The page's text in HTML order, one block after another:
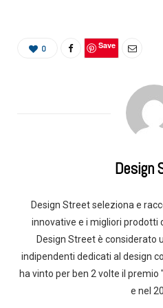
0 Save
Design
Design Street seleziona e
innovative e i migliori prodotti
Design Street è considerato
indipendenti dedicati al design
ha vinto per ben 2 volte il premio
e nel